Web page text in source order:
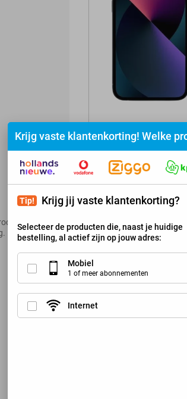
je hebt
Krijg jij vaste
Tip! Selecteer de
Mobiel
Krijg vaste klantenkorting! Welke
Tip! Krijg jij vaste klantenkorting?
Selecteer de producten die, naast je huidige
bestelling, al actief zijn op jouw adres:
Mobiel
1 of meer abonnementen
Internet